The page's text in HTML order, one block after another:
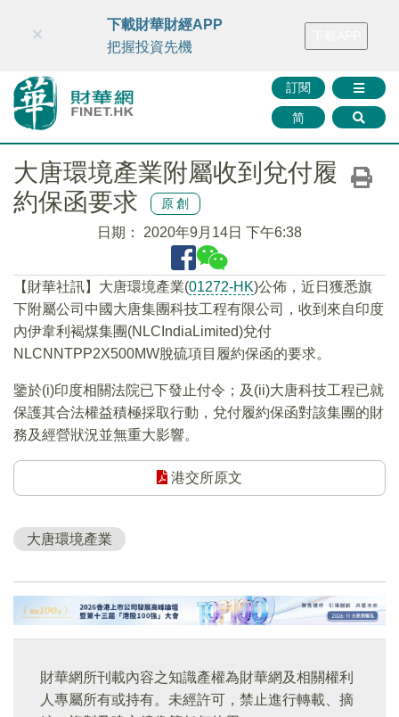
財華智庫網 FINTV FINMETA 財華證券 媒體矩陣
訂閱
简
×
下載財華財經APP
把握投資先機
大唐環境產業附屬收到兌付履
約保函要求
原創
日期： 2020年9月14日 下午6:38
【財華社訊】大唐環境產業(01272-HK)公佈，近日獲悉旗
下附屬公司中國大唐集團科技工程有限公司，收到來自印度
內伊韋利褐煤集團(NLCIndiaLimited)兌付
NLCNNTPP2X500MW脫硫項目履約保函的要求。
鑒於(i)印度相關法院已下發止付令；及(ii)大唐科技工程已就
保護其合法權益積極採取行動，兌付履約保函對該集團的財
務及經營狀況並無重大影響。
港交所原文
大唐環境產業
財華網所刊載內容之知識產權為財華網及相關權利
人專屬所有或持有。未經許可，禁止進行轉載、摘